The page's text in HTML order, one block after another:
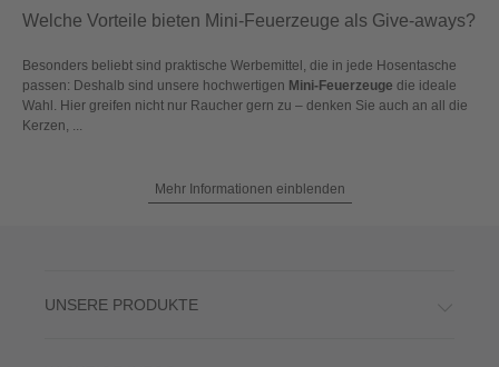
Welche Vorteile bieten Mini-Feuerzeuge als Give-aways?
Besonders beliebt sind praktische Werbemittel, die in jede Hosentasche
passen: Deshalb sind unsere hochwertigen Mini-Feuerzeuge die ideale
Wahl. Hier greifen nicht nur Raucher gern zu ­– denken Sie auch an all die
Kerzen, ...
Mehr Informationen einblenden
UNSERE PRODUKTE